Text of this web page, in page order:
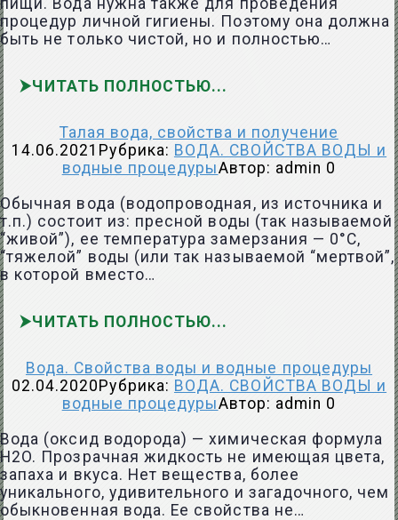
пищи. Вода нужна также для проведения
процедур личной гигиены. Поэтому она должна
быть не только чистой, но и полностью…
ЧИТАТЬ ПОЛНОСТЬЮ
Талая вода, свойства и получение
14.06.2021 Рубрика: ВОДА. СВОЙСТВА ВОДЫ и
водные процедурыАвтор: admin 0
Обычная вода (водопроводная, из источника и
т.п.) состоит из: пресной воды (так называемой
“живой”), ее температура замерзания — 0°С,
“тяжелой” воды (или так называемой “мертвой”,
в которой вместо…
ЧИТАТЬ ПОЛНОСТЬЮ
Вода. Свойства воды и водные процедуры
02.04.2020 Рубрика: ВОДА. СВОЙСТВА ВОДЫ и
водные процедурыАвтор: admin 0
Вода (оксид водорода) — химическая формула
Н2O. Прозрачная жидкость не имеющая цвета,
запаха и вкуса. Нет вещества, более
уникального, удивительного и загадочного, чем
обыкновенная вода. Ее свойства не…